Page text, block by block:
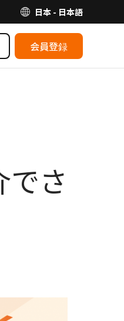
日本 - 日本語
会員登録
さ